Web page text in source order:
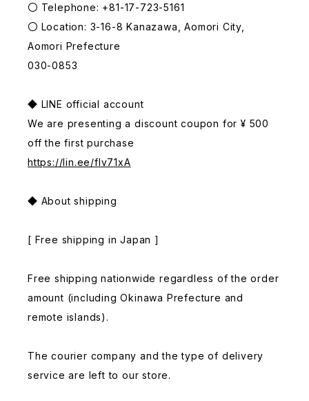
〇 Telephone: +81-17-723-5161
〇 Location: 3-16-8 Kanazawa, Aomori City,
Aomori Prefecture
030-0853
◆ LINE official account
We are presenting a discount coupon for ¥ 500
off the first purchase
https://lin.ee/fIv71xA
◆ About shipping
[ Free shipping in Japan ]
Free shipping nationwide regardless of the order
amount (including Okinawa Prefecture and
remote islands).
The courier company and the type of delivery
service are left to our store.